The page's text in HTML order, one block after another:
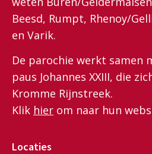
Beesd, Rumpt, Rhenoy/
en Varik.
De parochie werkt samen
paus Johannes XXIII, die
Kromme Rijnstreek.
Klik hier om naar hun
Locaties